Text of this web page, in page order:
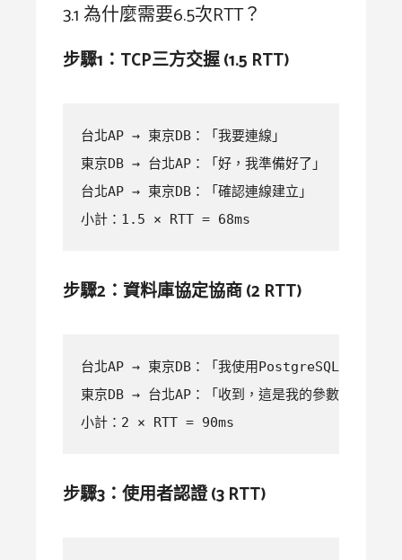
3.1 為什麼需要6.5次RTT？
步驟1：TCP三方交握 (1.5 RTT)
台北AP → 東京DB：「我要連線」          (單
東京DB → 台北AP：「好，我準備好了」      (單
台北AP → 東京DB：「確認連線建立」        (單
小計：1.5 × RTT = 68ms
步驟2：資料庫協定協商 (2 RTT)
台北AP → 東京DB：「我使用PostgreSQL協定」
東京DB → 台北AP：「收到，這是我的參數」
小計：2 × RTT = 90ms
步驟3：使用者認證 (3 RTT)